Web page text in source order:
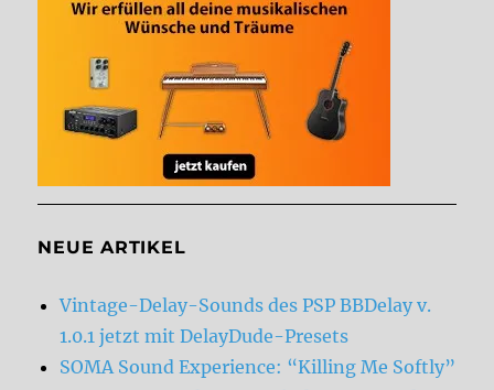
NEUE ARTIKEL
Vintage-Delay-Sounds des PSP BBDelay v.
1.0.1 jetzt mit DelayDude-Presets
SOMA Sound Experience: “Killing Me Softly”